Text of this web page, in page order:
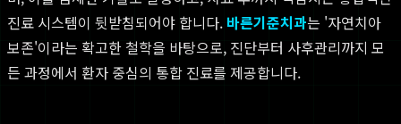
진료 시스템이 뒷받침되어야 합니다. 바른기준치과는 '자연치아
보존'이라는 확고한 철학을 바탕으로, 진단부터 사후관리까지 모
든 과정에서 환자 중심의 통합 진료를 제공합니다.